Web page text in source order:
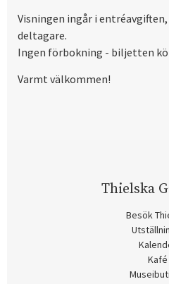
Visningen ingår i
deltagare.
Ingen förbokning - biljetten
Varmt välkommen!
Thielska
Besök
Kafé